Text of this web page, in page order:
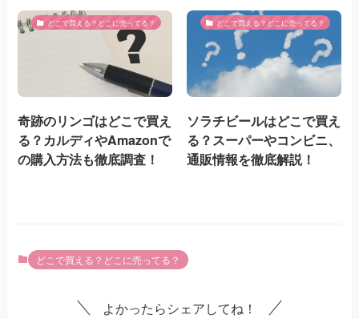
どこで買える？どこに売ってる？
奇跡のリンゴはどこで買え
る？カルディやAmazonで
の購入方法も徹底調査！
どこで買える？どこに売ってる？
ソラチビールはどこで買え
る？スーパーやコンビニ、
通販情報を徹底解説！
どこで買える？どこに売ってる？
よかったらシェアしてね！